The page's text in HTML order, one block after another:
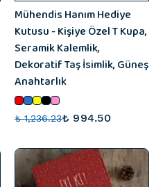
Mühendis Hanım Hediye
Kutusu - Kişiye Özel T Kupa,
Seramik Kalemlik,
Dekoratif Taş İsimlik, Güneş
Anahtarlık
₺ 1,236.23₺ 994.50